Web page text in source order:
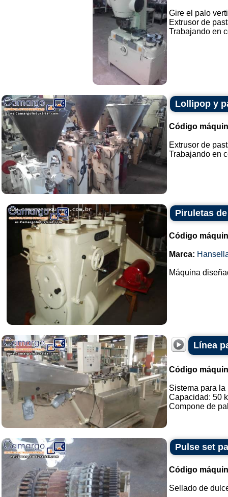
Gire el palo
Extrusor de
Trabajando en
Lollipop y
Código
Extrusor de
Trabajando en
Piruletas
Código
Marca:
Máquina
Línea
Código
Sistema para
Capacidad: 50
Compone de
Pulse set
Código
Sellado de